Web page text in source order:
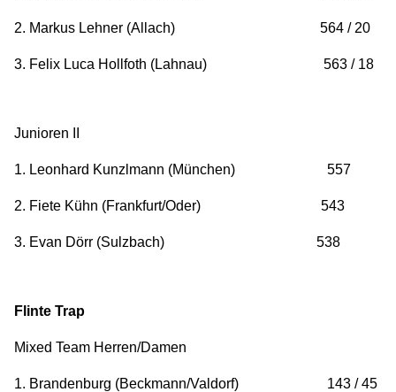
2. Markus Lehner (Allach) 564 / 20
3. Felix Luca Hollfoth (Lahnau) 563 / 18
Junioren II
1. Leonhard Kunzlmann (München) 557
2. Fiete Kühn (Frankfurt/Oder) 543
3. Evan Dörr (Sulzbach) 538
Flinte Trap
Mixed Team Herren/Damen
1. Brandenburg (Beckmann/Valdorf) 143 / 45